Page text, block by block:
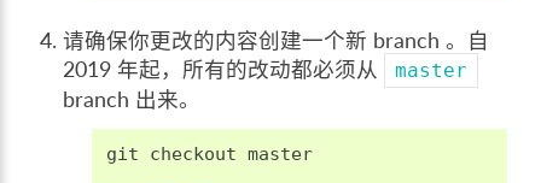
请确保你更改的内容创建一个新 branch 。自
2019 年起，所有的改动都必须从
master
branch 出来。
git checkout master